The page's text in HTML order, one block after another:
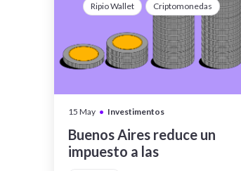
Ripio Wallet Criptomonedas
15 May • Investimentos
Buenos Aires reduce un
impuesto a las